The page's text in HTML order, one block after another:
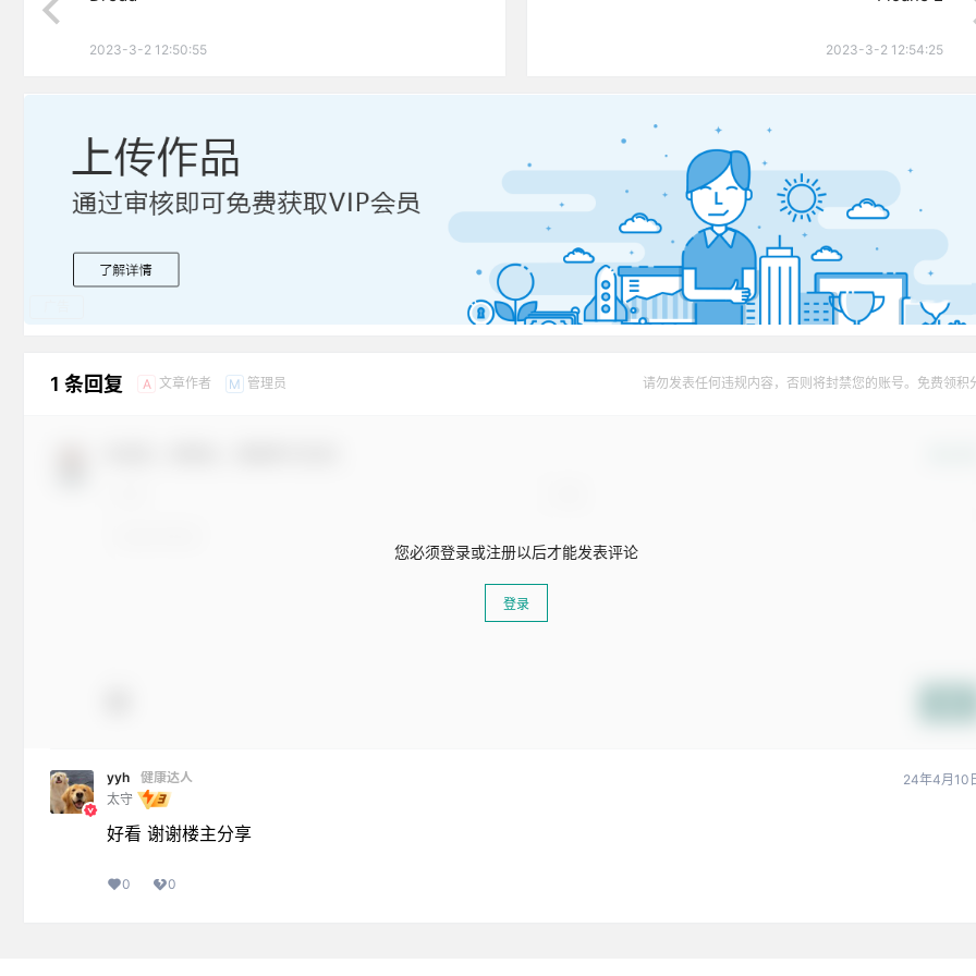
2023-3-2 12:50:55 2023-3-2 12:54:25
1 条回复 A 文章作者 M 管理员 请勿发表任何违规内容，否则将封禁您的账号。免费领积
您必须登录或注册以后才能发表评论
登录
yyh
健康达人
太守
24年4月10
好看 谢谢楼主分享
0 0